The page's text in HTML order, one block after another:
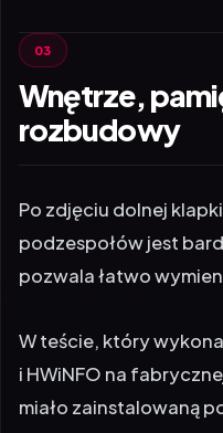
Wnętrze,
rozbudowy
Po zdjęciu dolnej
podzespołów jest
pozwala łatwo
W teście, który
i HWiNFO na
miało zainstalowaną